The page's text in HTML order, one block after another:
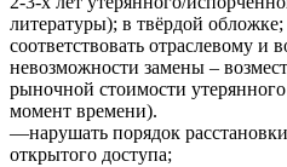
литературы); в твёрдой
соответствовать отраслевому и
невозможности замены –
рыночной стоимости
момент времени).
—нарушать порядок
открытого доступа;